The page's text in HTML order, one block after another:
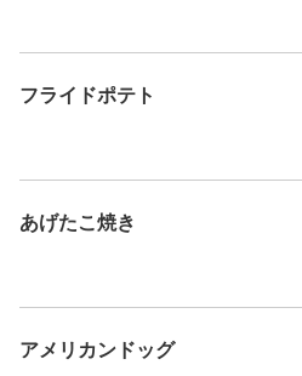
フライドポテト
あげたこ焼き
アメリカンドッグ